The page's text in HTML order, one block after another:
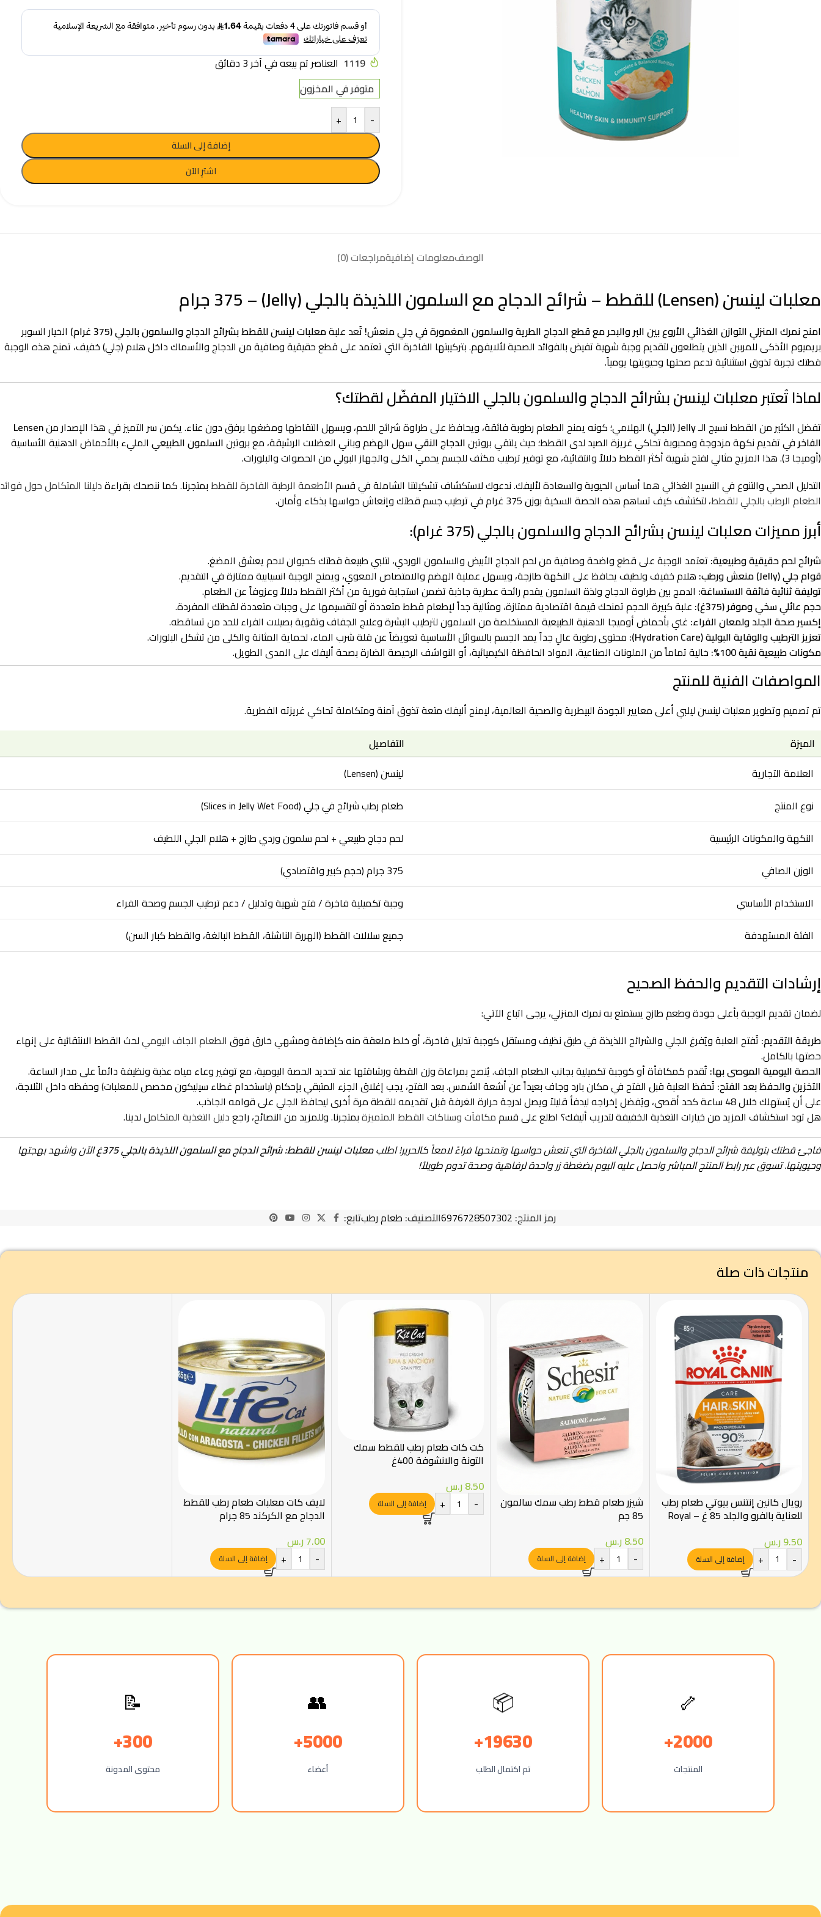
1119 العناصر تم بيعه في آخر 3 دقائق
متوفر في المخزون
-
+
إضافة إلى السلة
اشترِ الآن
الوصفمعلومات إضافيةمراجعات (0)
معلبات لينسن (Lensen) للقطط – شرائح الدجاج مع السلمون اللذيذة بالجلي (Jelly) – 375 جرام
امنح نمرك المنزلي التوازن الغذائي الأروع بين البر والبحر مع قطع الدجاج الطرية والسلمون المغمورة في جلي منعش! تُعد علبةمعلبات لينسن للقطط بشرائح الدجاج والسلمون بالجلي (375 غرام)
الخيار السوبر
بريميوم الأذكى للمربين الذين يتطلعون لتقديم وجبة شهية تفيض بالفوائد الصحية لألايفهم. بتركيبتها الفاخرة التي تعتمد على قطع حقيقية وصافية من الدجاج والأسماك داخل هلام (جلي) خفيف، تمنح هذه الوجبة
قطتك تجربة تذوق استثنائية تدعم صحتها وحيويتها يومياً.
لماذا تُعتبر معلبات لينسن بشرائح الدجاج والسلمون بالجلي الاختيار المفضّل لقطتك؟
تفضل الكثير من القطط نسيج الـJelly (الجلي) الهلامي؛ كونه يمنح الطعام رطوبة فائقة، ويحافظ على طراوة شرائح اللحم، ويسهل التقاطها ومضغها برفق دون عناء. يكمن سر التميز في هذا الإصدار منLensen
الفاخرفي تقديم نكهة مزدوجة ومحبوبة تحاكي غريزة الصيد لدى القطط؛ حيث يلتقي بروتينالدجاج النقيسهل الهضم وباني العضلات الرشيقة، مع بروتينالسلمون الطبيعي المليء بالأحماض الدهنية الأساسية
(أوميجا 3). هذا المزيج مثالي لفتح شهية أكثر القطط دلالاً وانتقائية، مع توفير ترطيب مكثف للجسم يحمي الكلى والجهاز البولي من الحصوات والبلورات.
التدليل الصحي والتنوع في النسيج الغذائي هما أساس الحيوية والسعادة لأليفك. ندعوك لاستكشاف تشكيلتنا الشاملة في قسم الأطعمة الرطبة الفاخرة للقططبمتجرنا. كما ننصحك بقراءةدليلنا المتكامل حول فوائد
الطعام الرطب بالجلي للقطط، لتكتشف كيف تساهم هذه الحصة السخية بوزن 375 غرام في ترطيب جسم قطتك وإنعاش حواسها بذكاء وأمان.
أبرز مميزات معلبات لينسن بشرائح الدجاج والسلمون بالجلي (375 غرام):
شرائح لحم حقيقية وطبيعية: تعتمد الوجبة على قطع واضحة وصافية من لحم الدجاج الأبيض والسلمون الوردي، لتلبي طبيعة قطتك كحيوان لاحم يعشق المضغ.
قوام جلي (Jelly) منعش ورطب:
هلام خفيف ولطيف يحافظ على النكهة طازجة، ويسهل عملية الهضم والامتصاص المعوي، ويمنح الوجبة انسيابية ممتازة في التقديم.
توليفة ثنائية فائقة الاستساغة: الدمج بين طراوة الدجاج ولذة السلمون يقدم رائحة عطرية جاذبة تضمن استجابة فورية من أكثر القطط دلالاً وعزوفاً عن الطعام.
حجم عائلي سخي وموفر (375غ):
علبة كبيرة الحجم تمنحك قيمة اقتصادية ممتازة، ومثالية جداً لإطعام قطط متعددة أو لتقسيمها على وجبات متعددة لقطتك المفردة.
إكسير صحة الجلد ولمعان الفراء: غني بأحماض أوميجا الدهنية الطبيعية المستخلصة من السلمون لترطيب البشرة وعلاج الجفاف وتقوية بصيلات الفراء للحد من تساقطه.
تعزيز الترطيب والوقاية البولية (Hydration Care):
محتوى رطوبة عالٍ جداً يمد الجسم بالسوائل الأساسية تعويضاً عن قلة شرب الماء، لحماية المثانة والكلى من تشكل البلورات.
مكونات طبيعية نقية 100%:
خالية تماماً من الملونات الصناعية، المواد الحافظة الكيميائية، أو النواشف الرخيصة الضارة بصحة أليفك على المدى الطويل.
المواصفات الفنية للمنتج
تم تصميم وتطوير معلبات لينسن ليلبي أعلى معايير الجودة البيطرية والصحية العالمية، ليمنح أليفك متعة تذوق آمنة ومتكاملة تحاكي غريزته الفطرية.
الميزة
التفاصيل
العلامة التجارية
لينسن (Lensen)
نوع المنتج
طعام رطب شرائح في جلي (Slices in Jelly Wet Food)
النكهة والمكونات الرئيسية
لحم دجاج طبيعي + لحم سلمون وردي طازج + هلام الجلي اللطيف
الوزن الصافي
375 جرام (حجم كبير واقتصادي)
الاستخدام الأساسي
وجبة تكميلية فاخرة / فتح شهية وتدليل / دعم ترطيب الجسم وصحة الفراء
الفئة المستهدفة
جميع سلالات القطط (الهررة الناشئة، القطط البالغة، والقطط كبار السن)
إرشادات التقديم والحفظ الصحيح
لضمان تقديم الوجبة بأعلى جودة وطعم طازج يستمتع به نمرك المنزلي، يرجى اتباع الآتي:
طريقة التقديم: تُفتح العلبة ويُفرغ الجلي والشرائح اللذيذة في طبق نظيف ومستقل كوجبة تدليل فاخرة، أو خلط ملعقة منه كإضافة ومشهي خارق فوق الطعام الجاف اليوميلحث القطط الانتقائية على إنهاء
حصتها بالكامل.
الحصة اليومية الموصى بها: تُقدم كمكافأة أو كوجبة تكميلية بجانب الطعام الجاف. يُنصح بمراعاة وزن القطة ورشاقتها عند تحديد الحصة اليومية، مع توفير وعاء مياه عذبة ونظيفة دائماً على مدار الساعة.
التخزين والحفظ بعد الفتح: تُحفظ العلبة قبل الفتح في مكان بارد وجاف بعيداً عن أشعة الشمس. بعد الفتح، يجب إغلاق الجزء المتبقي بإحكام (باستخدام غطاء سيليكون مخصص للمعلبات) وحفظه داخل الثلاجة،
على أن يُستهلك خلال 48 ساعة كحد أقصى، ويُفضل إخراجه ليدفأ قليلاً ويصل لدرجة حرارة الغرفة قبل تقديمه للقطة مرة أخرى ليحافظ الجلي على قوامه الجاذب.
هل تود استكشاف المزيد من خيارات التغذية الخفيفة لتدريب أليفك؟ اطلع على قسممكافآت وسناكات القطط المتميزةبمتجرنا. وللمزيد من النصائح، راجعدليل التغذية المتكامللدينا.
فاجئ قطتك بتوليفة شرائح الدجاج والسلمون بالجلي الفاخرة التي تنعش حواسها وتمنحها فراءً لامعاً كالحرير! اطلبمعلبات لينسن للقطط: شرائح الدجاج مع السلمون اللذيذة بالجلي 375غ
الآن واشهد بهجتها
وحيويتها. تسوق عبر رابط المنتج المباشر واحصل عليه اليوم بضغطة زر واحدة لرفاهية وصحة تدوم طويلاً!
رمز المنتج: 6976728507302التصنيف: طعام رطبتابع:
منتجات ذات صلة
رويال كانين إنتنس بيوتي طعام رطب
للعناية بالفرو والجلد 85 غ – Royal
9.50ر.س
-
+ إضافة إلى السلة
شيزر طعام قطط رطب سمك سالمون
85 جم
8.50ر.س
-
+ إضافة إلى السلة
كت كات طعام رطب للقطط سمك
التونة والانشوفة 400غ
8.50ر.س
-
+ إضافة إلى السلة لايف كات معلبات طعام رطب للقطط
الدجاج مع الكركند 85 جرام
7.00ر.س
-
+ إضافة إلى السلة
🦴
2000+
المنتجات
📦
19630+
تم اكتمال الطلب
👥
5000+
أعضاء
📝
300+
محتوى المدونة